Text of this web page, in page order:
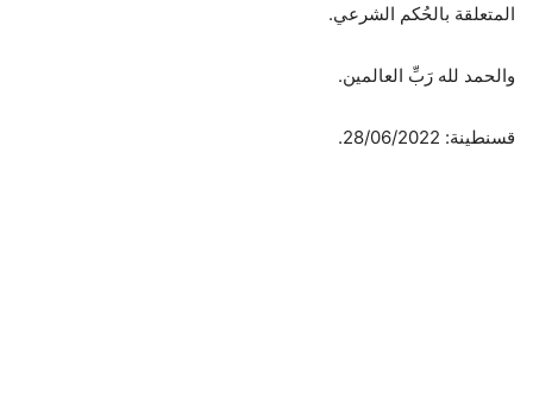
المتعلقة بالحُكم الشرعي.
والحمد لله رَبِّ العالمين.
قسنطينة: 28/06/2022.